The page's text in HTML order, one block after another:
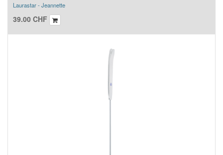
Laurastar - Jeannette
39.00 CHF